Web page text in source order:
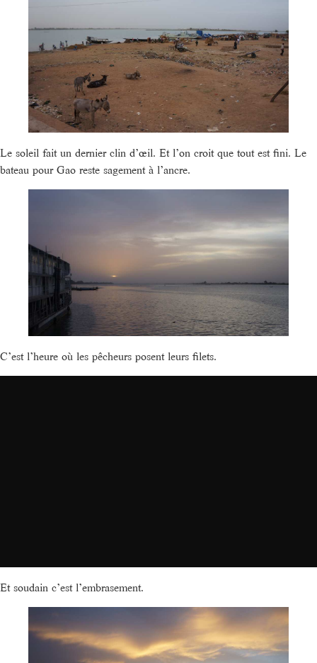
Le soleil fait un dernier clin d’œil. Et l’on croit que tout est fini. Le
bateau pour Gao reste sagement à l’ancre.
C’est l’heure où les pêcheurs posent leurs filets.
Et soudain c’est l’embrasement.